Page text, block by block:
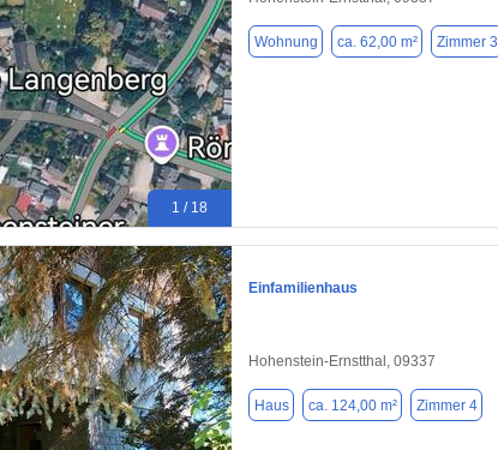
1 / 18
Wohnung ca. 62,00 m² Zimmer 3
Einfamilienhaus
Hohenstein-Ernstthal, 09337
Haus ca. 124,00 m² Zimmer 4